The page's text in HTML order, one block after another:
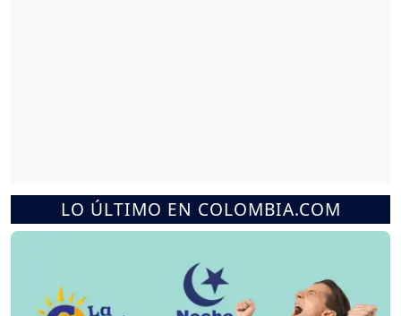
LO ÚLTIMO EN COLOMBIA.COM